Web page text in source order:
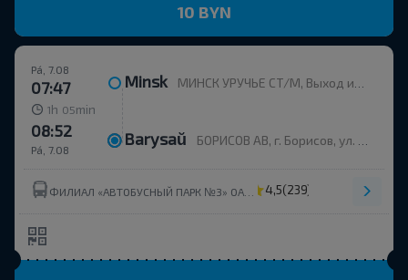
10 BYN
Pá, 7.08
07:47 Minsk МИНСК УРУЧЬЕ СТ/М, Выход из метро, напротив дома пр. Независимости, 168к2
1h 05 min
Pá, 7.08
08:52 Barysaŭ БОРИСОВ АВ, г. Борисов, ул. Строителей, 35
4,5(239)